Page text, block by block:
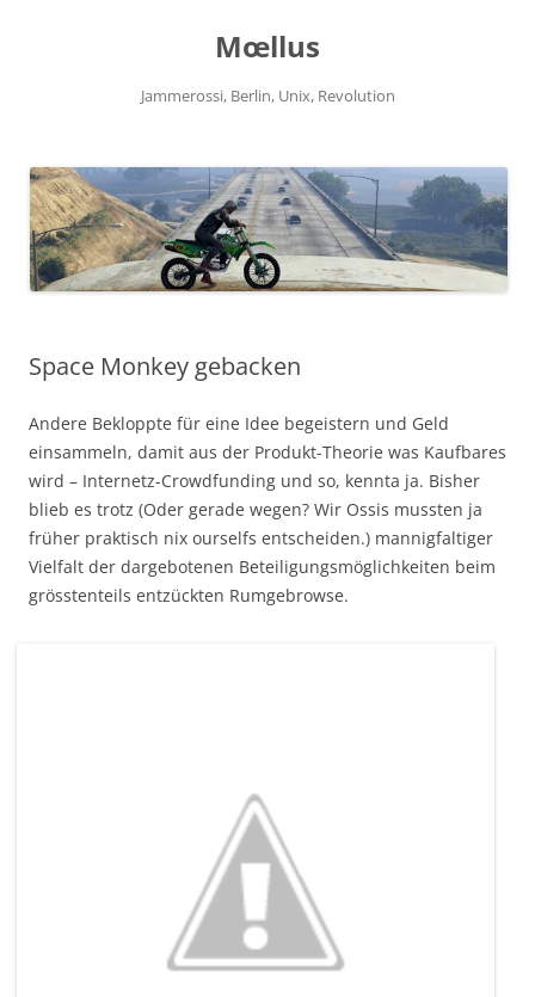
Mœllus
Jammerossi, Berlin, Unix, Revolution
Space Monkey gebacken
Andere Bekloppte für eine Idee begeistern und Geld
einsammeln, damit aus der Produkt-Theorie was Kaufbares
wird – Internetz-Crowdfunding und so, kennta ja. Bisher
blieb es trotz (Oder gerade wegen? Wir Ossis mussten ja
früher praktisch nix ourselfs entscheiden.) mannigfaltiger
Vielfalt der dargebotenen Beteiligungsmöglichkeiten beim
grösstenteils entzückten Rumgebrowse.